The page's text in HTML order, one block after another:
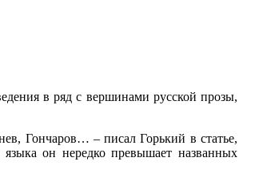
в ряд с вершинами русской прозы,
Гончаров… – писал Горький в статье,
он нередко превышает названных